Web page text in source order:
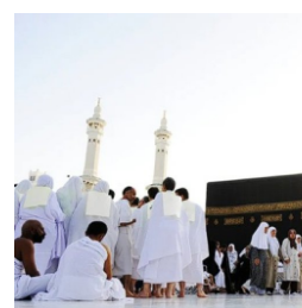
DİNİ MESAJLAR
KISSADAN HİSSE
DİNİ BİLGİLER